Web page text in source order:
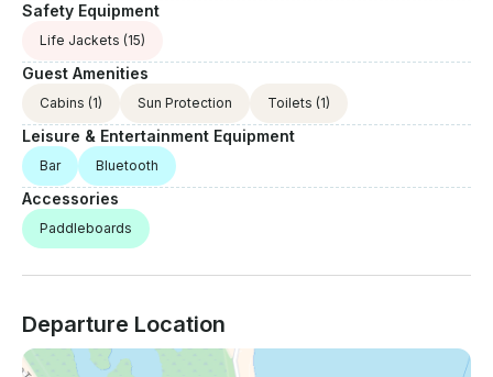
Safety Equipment
Life Jackets (15)
Guest Amenities
Cabins (1) Sun Protection Toilets (1)
Leisure & Entertainment Equipment
Bar Bluetooth
Accessories
Paddleboards
Departure Location